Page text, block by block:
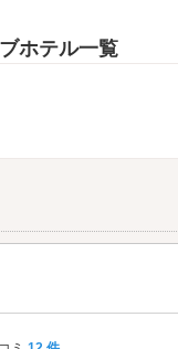
ホテル一覧